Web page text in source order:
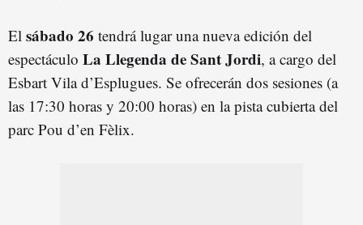
El sábado 26 tendrá lugar una nueva edición del
espectáculo La Llegenda de Sant Jordi, a cargo del
Esbart Vila d’Esplugues. Se ofrecerán dos sesiones (a
las 17:30 horas y 20:00 horas) en la pista cubierta del
parc Pou d’en Fèlix.